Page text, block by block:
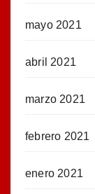
mayo 2021
abril 2021
marzo 2021
febrero 2021
enero 2021